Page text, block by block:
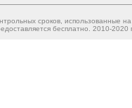
сроков, использованные
бесплатно. 2010-2020